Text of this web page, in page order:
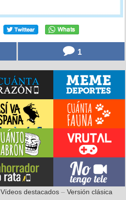
1
Vídeos destacados– Versión clásica